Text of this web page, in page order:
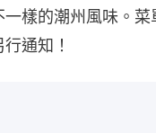
一樣的潮州風味。
通知！